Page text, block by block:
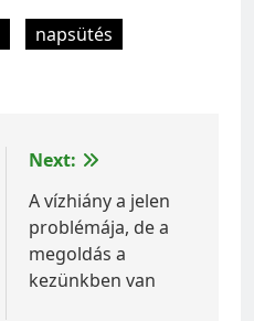
napsütés
Next:
A vízhiány a jelen
problémája, de a
megoldás a
kezünkben van